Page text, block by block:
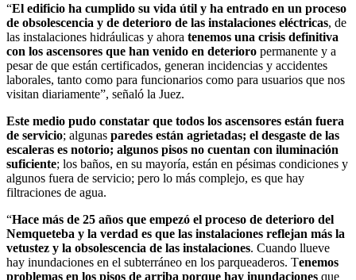
“El edificio ha cumplido su vida útil y ha entrado en un proceso
de obsolescencia y de deterioro de las instalaciones eléctricas, de
las instalaciones hidráulicas y ahora tenemos una crisis definitiva
con los ascensores que han venido en deterioro permanente y a
pesar de que están certificados, generan incidencias y accidentes
laborales, tanto como para funcionarios como para usuarios que nos
visitan diariamente”, señaló la Juez.
Este medio pudo constatar que todos los ascensores están fuera
de servicio; algunas paredes están agrietadas; el desgaste de las
escaleras es notorio; algunos pisos no cuentan con iluminación
suficiente; los baños, en su mayoría, están en pésimas condiciones y
algunos fuera de servicio; pero lo más complejo, es que hay
filtraciones de agua.
“Hace más de 25 años que empezó el proceso de deterioro del
Nemqueteba y la verdad es que las instalaciones reflejan más la
vetustez y la obsolescencia de las instalaciones. Cuando llueve
hay inundaciones en el subterráneo en los parqueaderos. Tenemos
problemas en los pisos de arriba porque hay inundaciones que